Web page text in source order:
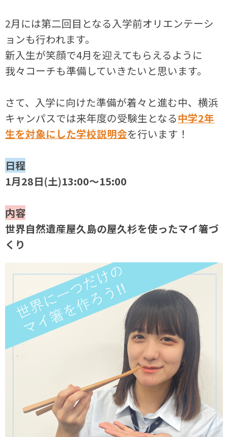
2月には第二回目となる入学前オリエンテーシ
ョンも行われます。
新入生が笑顔で4月を迎えてもらえるように
我々コーチも準備していきたいと思います。
さて、入学に向けた準備が着々と進む中、横浜
キャンパスでは来年度の受験生となる中学2年
生を対象にした学校説明会を行います！
日程
1月28日(土)13:00～15:00
内容
世界自然遺産屋久島の屋久杉を使ったマイ箸づ
くり